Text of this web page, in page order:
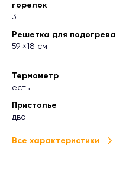
горелок
3
Решетка для подогрева
59 ×18 см
Термометр
есть
Пристолье
два
Все характеристики